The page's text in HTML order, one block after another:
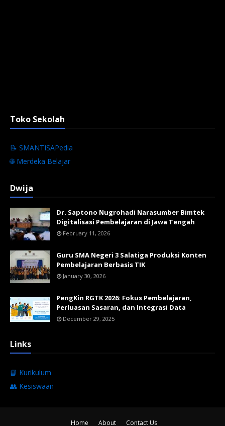
Toko Sekolah
📝 SMANTISAPedia
🌐 Merdeka Belajar
Dwija
Dr. Saptono Nugrohadi Narasumber Bimtek
Digitalisasi Pembelajaran di Jawa Tengah
February 11, 2026
Guru SMA Negeri 3 Salatiga Produksi Konten
Pembelajaran Berbasis TIK
January 30, 2026
PengKin RGTK 2026: Fokus Pembelajaran,
Perluasan Sasaran, dan Integrasi Data
December 29, 2025
Links
📘 Kurikulum
👥 Kesiswaan
Home About Contact Us